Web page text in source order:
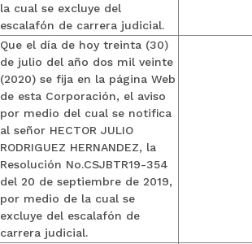
la cual se excluye del
escalafón de carrera judicial.
Que el día de hoy treinta (30)
de julio del año dos mil veinte
(2020) se fija en la página Web
de esta Corporación, el aviso
por medio del cual se notifica
al señor HECTOR JULIO
RODRIGUEZ HERNANDEZ, la
Resolución No.CSJBTR19-354
del 20 de septiembre de 2019,
por medio de la cual se
excluye del escalafón de
carrera judicial.